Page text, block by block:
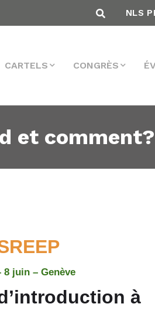
NLS
CARTELS CONGRÈS
et comment?
8 juin – Genève
à